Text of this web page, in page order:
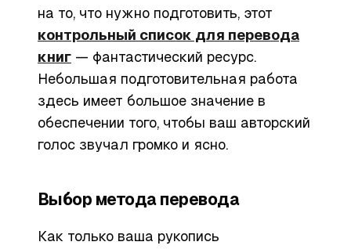
на то, что нужно подготовить, этот
контрольный список для перевода
книг — фантастический ресурс.
Небольшая подготовительная работа
здесь имеет большое значение в
обеспечении того, чтобы ваш авторский
голос звучал громко и ясно.
Выбор метода перевода
Как только ваша рукопись